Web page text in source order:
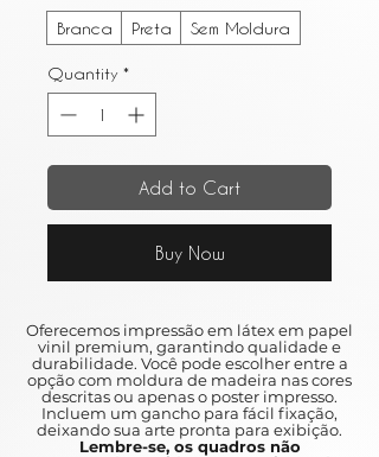
Branca Preta Sem Moldura
Quantity *
Add to Cart
Buy Now
Oferecemos impressão em látex em papel
vinil premium, garantindo qualidade e
durabilidade. Você pode escolher entre a
opção com moldura de madeira nas cores
descritas ou apenas o poster impresso.
Incluem um gancho para fácil fixação,
deixando sua arte pronta para exibição.
Lembre-se, os quadros não